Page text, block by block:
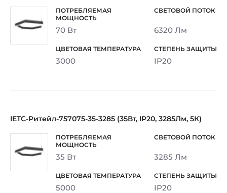
70 Вт 6320 Лм
3000 IP20
IETC-Ритейл-757075-35-3285 (35Вт, IP20, 3285Лм, 5К)
35 Вт 3285 Лм
5000 IP20